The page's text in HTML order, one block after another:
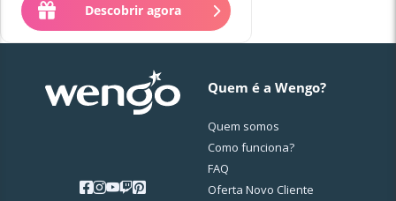
Descobrir agora
Quem é a Wengo?
Quem somos
Como funciona?
FAQ
Oferta Novo Cliente